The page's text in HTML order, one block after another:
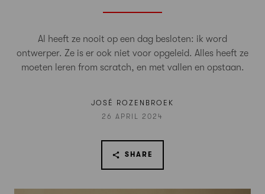
Al heeft ze nooit op een dag besloten: ik word
ontwerper. Ze is er ook niet voor opgeleid. Alles heeft ze
moeten leren from scratch, en met vallen en opstaan.
JOSÉ ROZENBROEK
26 APRIL 2024
SHARE